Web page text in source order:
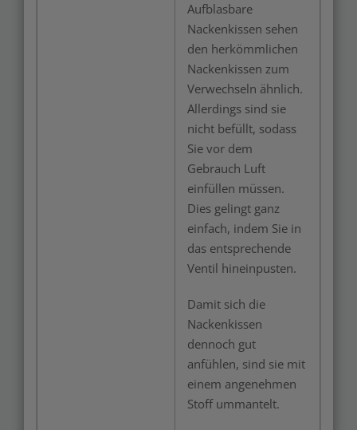
Aufblasbare
Nackenkissen sehen
den herkömmlichen
Nackenkissen zum
Verwechseln ähnlich.
Allerdings sind sie
nicht befüllt, sodass
Sie vor dem
Gebrauch Luft
einfüllen müssen.
Dies gelingt ganz
einfach, indem Sie in
das entsprechende
Ventil hineinpusten.
Damit sich die
Nackenkissen
dennoch gut
anfühlen, sind sie mit
einem angenehmen
Stoff ummantelt.